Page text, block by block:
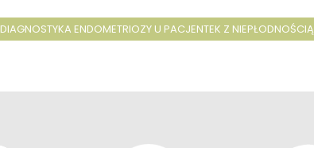
DIAGNOSTYKA ENDOMETRIOZY U PACJENTEK Z NIEPŁODNOŚCIĄ